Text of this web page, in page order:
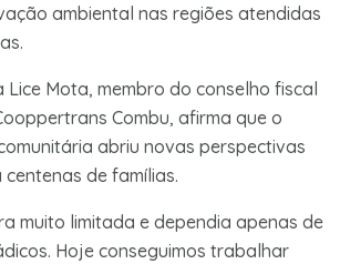
ambiental nas regiões atendidas
Lice Mota, membro do conselho fiscal
Combu, afirma que o
abriu novas perspectivas
de famílias.
muito limitada e dependia apenas de
Hoje conseguimos trabalhar